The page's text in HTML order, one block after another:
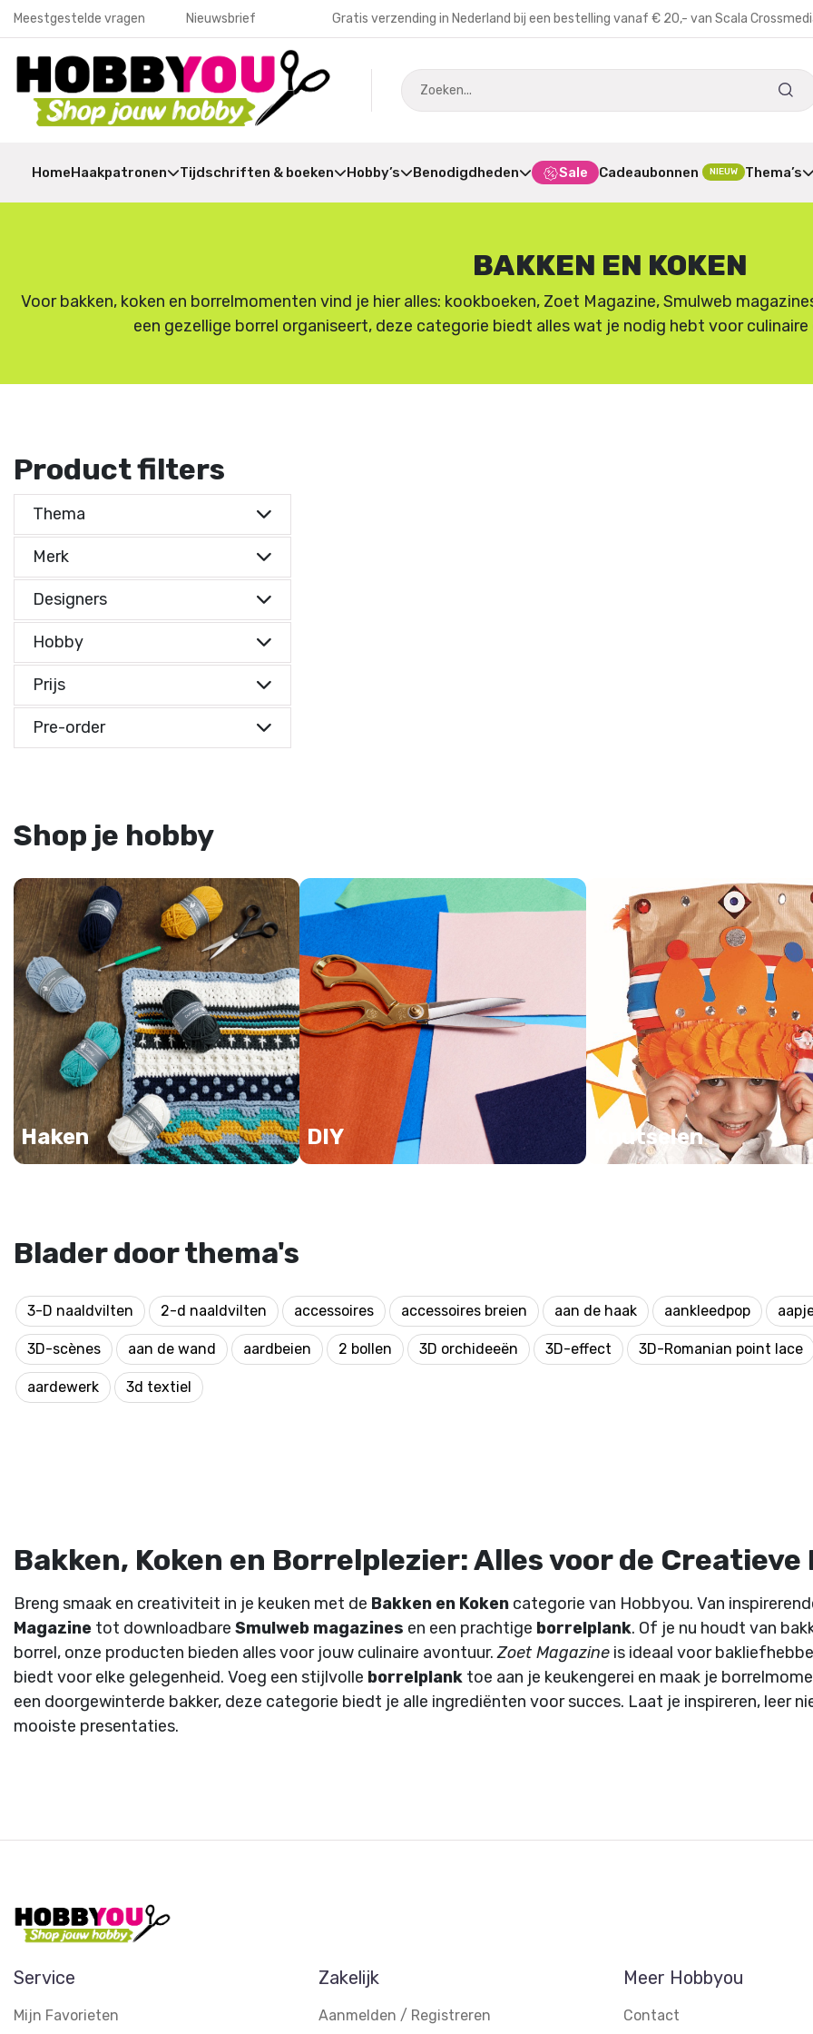
Meestgestelde vragen Nieuwsbrief Gratis verzending in Nederland bij een bestelling vanaf € 20,- van Scala
HomeHaakpatronen Tijdschriften & boeken Hobby’s Benodigdheden Sale Cadeaubonnen NIEUW Thema’s
BAKKEN EN KOKEN
Voor bakken, koken en borrelmomenten vind je hier alles: kookboeken, Zoet Magazine, Smulweb
een gezellige borrel organiseert, deze categorie biedt alles wat je nodig hebt voor
Product filters
Thema
Merk
Designers
Hobby
Prijs
Prijs indicatie
Pre-order
Shop je hobby
Haken DIY Knutselen
Blader door thema's
3-D naaldvilten 2-d naaldvilten accessoires accessoires breien aan de haak aankleedpop
3D-scènes aan de wand aardbeien 2 bollen 3D orchideeën 3D-effect 3D-Romanian point lace
aardewerk 3d textiel
Bakken, Koken en Borrelplezier: Alles voor de Creatieve
Breng smaak en creativiteit in je keuken met de Bakken en Koken categorie van Hobbyou. Van
Magazine tot downloadbare Smulweb magazines en een prachtige borrelplank. Of je nu houdt van
borrel, onze producten bieden alles voor jouw culinaire avontuur.Zoet Magazine is ideaal voor
biedt voor elke gelegenheid. Voeg een stijlvolle borrelplank toe aan je keukengerei en maak je
een doorgewinterde bakker, deze categorie biedt je alle ingrediënten voor succes. Laat je inspireren, leer
mooiste presentaties.
Service
Mijn Favorieten
Zakelijk
Aanmelden / Registreren
Meer Hobbyou
Contact